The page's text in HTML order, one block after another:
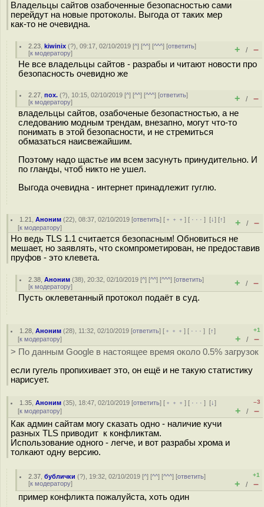
Владельцы сайтов озабоченные безопасностью сами
перейдут на новые протоколы. Выгода от таких мер
как-то не очевидна.
2.23 ,kiwinix (?), 09:17, 02/10/2019 [^] [^^] [^^^] [ответить]
[к модератору] + / –
Не все владельцы сайтов - разрабы и читают новости про
безопасность очевидно же
2.27 ,пох. (?), 10:15, 02/10/2019 [^] [^^] [^^^] [ответить]
[к модератору] + / –
владельцы сайтов, озабоченые безопастностью, а не
следованию модным трендам, внезапно, могут что-то
понимать в этой безопасности, и не стремиться
обмазаться наисвежайшим.
Поэтому надо щастье им всем засунуть принудительно. И
по гланды, чтоб никто не ушел.
Выгода очевидна - интернет принадлежит гуглю.
1.21 ,Аноним (22), 08:37, 02/10/2019 [ответить] [ ﹢﹢﹢] [ · · ·][↓] [↑]
[к модератору] + / –
Но ведь TLS 1.1 считается безопасным! Обновиться не
мешает, но заявлять, что скомпрометирован, не предоставив
пруфов - это клевета.
2.38 ,Аноним (38), 20:32, 02/10/2019 [^] [^^] [^^^] [ответить]
[к модератору] + / –
Пусть оклеветанный протокол подаёт в суд.
1.28 ,Аноним (28), 11:32, 02/10/2019 [ответить] [ ﹢﹢﹢] [ · · ·][↑]
[к модератору]
+1
+ / –
> По данным Google в настоящее время около 0.5% загрузок
если гугель пропихивает это, он ещё и не такую статистику
нарисует.
1.35 ,Аноним (35), 18:47, 02/10/2019 [ответить] [ ﹢﹢﹢] [ · · ·][↓]
[к модератору]
–3
+ / –
Как админ сайтам могу сказать одно - наличие кучи
разных TLS приводит к конфликтам.
Использование одного - легче, и вот разрабы хрома и
толкают одну версию.
2.37 ,бублички (?), 19:32, 02/10/2019 [^] [^^] [^^^] [ответить]
[к модератору]
+1
+ / –
пример конфликта пожалуйста, хоть один